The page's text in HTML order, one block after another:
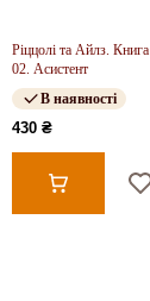
Ріццолі та Айлз. Книга
02. Асистент
В наявності
430 ₴